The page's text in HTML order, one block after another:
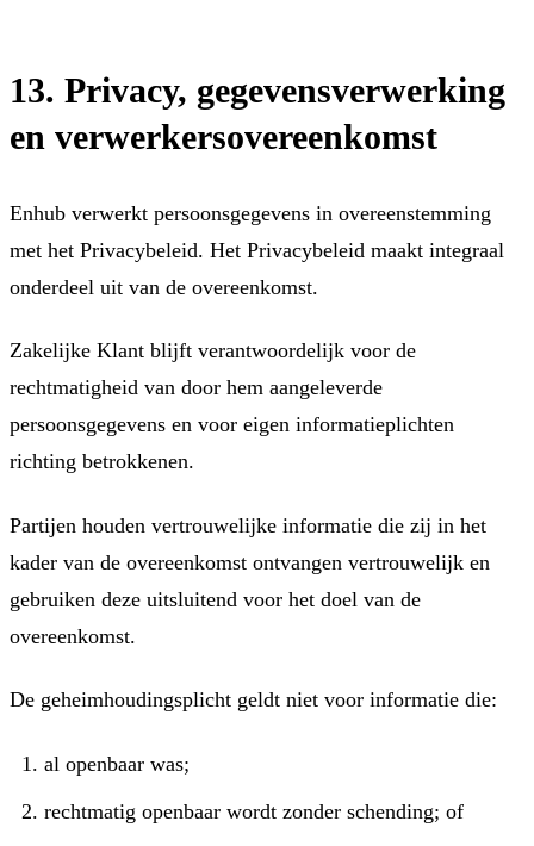
13. Privacy, gegevensverwerking
en verwerkersovereenkomst
Enhub verwerkt persoonsgegevens in overeenstemming
met het Privacybeleid. Het Privacybeleid maakt integraal
onderdeel uit van de overeenkomst.
Zakelijke Klant blijft verantwoordelijk voor de
rechtmatigheid van door hem aangeleverde
persoonsgegevens en voor eigen informatieplichten
richting betrokkenen.
Partijen houden vertrouwelijke informatie die zij in het
kader van de overeenkomst ontvangen vertrouwelijk en
gebruiken deze uitsluitend voor het doel van de
overeenkomst.
De geheimhoudingsplicht geldt niet voor informatie die:
al openbaar was;
rechtmatig openbaar wordt zonder schending; of